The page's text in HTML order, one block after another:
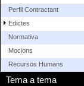
Perfil Contractant
Edictes
Normativa
Mocions
Recursos Humans
Tema a tema